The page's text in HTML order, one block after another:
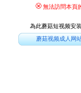
無法訪問本頁的
為此蘑菇短视频安装
蘑菇视频成人网